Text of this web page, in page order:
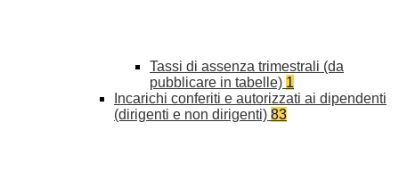
Tassi di assenza trimestrali (da
pubblicare in tabelle) 1
Incarichi conferiti e autorizzati ai dipendenti
(dirigenti e non dirigenti) 83